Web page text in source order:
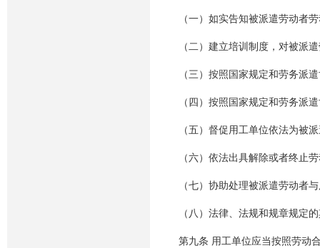
（一）如实告知被派遣劳动者
（二）建立培训制度，对被派
（三）按照国家规定和劳务派
（四）按照国家规定和劳务派
（五）督促用工单位依法为被
（六）依法出具解除或者终止
（七）协助处理被派遣劳动者
（八）法律、法规和规章规定
第九条 用工单位应当按照劳动